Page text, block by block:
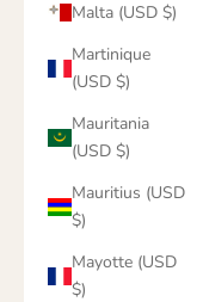
Malta (USD $)
Martinique
(USD $)
Mauritania
(USD $)
Mauritius (USD
$)
Mayotte (USD
$)